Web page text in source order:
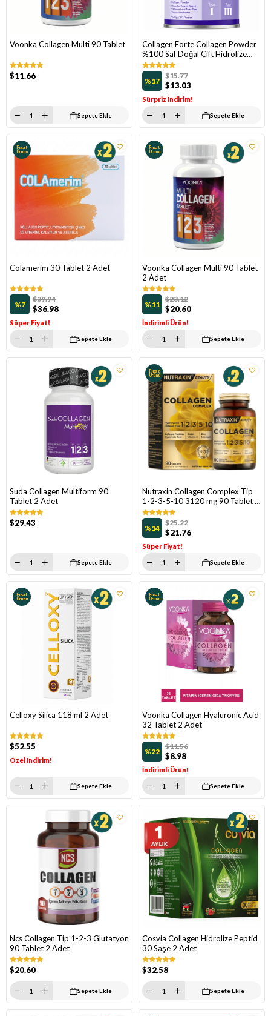
Voonka Collagen Multi 90 Tablet
$11.66
Sepete Ekle
Collagen Forte Collagen Powder
%100 Saf Doğal Çift Hidrolize
Kolajen Peptitler 500 gr
%17 $13.03
$15.77
Sürpriz İndirim!
Sepete Ekle
Colamerim 30 Tablet 2 Adet
%7 $36.98
$39.94
Süper Fiyat!
Fırsat
Ürünü
Sepete Ekle
Voonka Collagen Multi 90 Tablet
2 Adet
%11 $20.60
$23.12
İndirimli Ürün!
Fırsat
Ürünü
Sepete Ekle
Suda Collagen Multiform 90
Tablet 2 Adet
$29.43
Sepete Ekle
Nutraxin Collagen Complex Tip
1-2-3-5-10 3120 mg 90 Tablet 2
Adet
%14 $21.76
$25.22
Süper Fiyat!
Fırsat
Ürünü
Sepete Ekle
Celloxy Silica 118 ml 2 Adet
$52.55
Özel İndirim!
Fırsat
Ürünü
Sepete Ekle
Voonka Collagen Hyaluronic Acid
32 Tablet 2 Adet
%22 $8.98
$11.56
İndirimli Ürün!
Fırsat
Ürünü
Sepete Ekle
Ncs Collagen Tip 1-2-3 Glutatyon
90 Tablet 2 Adet
$20.60
Sepete Ekle
Cosvia Collagen Hidrolize Peptid
30 Saşe 2 Adet
$32.58
Sepete Ekle